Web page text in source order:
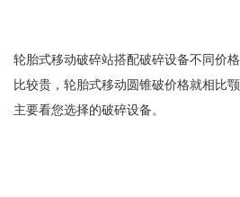
轮胎式移动破碎站搭配破碎设备不同价
比较贵，轮胎式移动圆锥破价格就相比
主要看您选择的破碎设备。